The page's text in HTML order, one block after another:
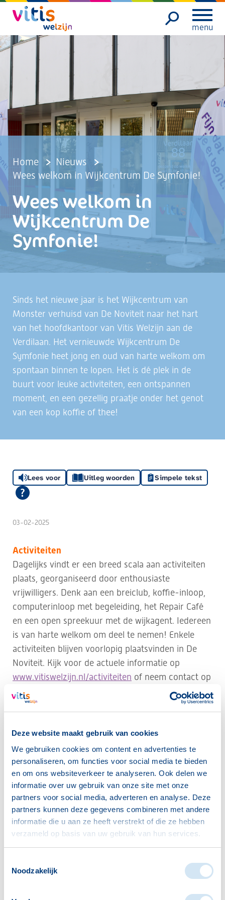
Deze website maakt gebruik van cookies
We gebruiken cookies om content en advertenties te
personaliseren, om functies voor social media te bieden
en om ons websiteverkeer te analyseren. Ook delen we
informatie over uw gebruik van onze site met onze
partners voor social media, adverteren en analyse. Deze
partners kunnen deze gegevens combineren met andere
informatie die u aan ze heeft verstrekt of die ze hebben
verzameld op basis van uw gebruik van hun services.
Noodzakelijk
menu
Home
Nieuws
Wees welkom in Wijkcentrum De Symfonie!
Wees welkom in
Wijkcentrum De
Symfonie!
Sinds het nieuwe jaar is het Wijkcentrum van
Monster verhuisd van De Noviteit naar het hart
van het hoofdkantoor van Vitis Welzijn aan de
Verdilaan. Het vernieuwde Wijkcentrum De
Symfonie heet jong en oud van harte welkom om
spontaan binnen te lopen. Het is dé plek in de
buurt voor leuke activiteiten, een ontspannen
moment, en een gezellig praatje onder het genot
van een kop koffie of thee!
Lees voor Uitleg woorden Simpele tekst
03-02-2025
Activiteiten
Dagelijks vindt er een breed scala aan activiteiten
plaats, georganiseerd door enthousiaste
vrijwilligers. Denk aan een breiclub, koffie-inloop,
computerinloop met begeleiding, het Repair Café
en een open spreekuur met de wijkagent. Iedereen
is van harte welkom om deel te nemen! Enkele
activiteiten blijven voorlopig plaatsvinden in De
Noviteit. Kijk voor de actuele informatie op
www.vitiswelzijn.nl/activiteiten of neem contact op
met sociaal makelaar Floor Holland via 0174-
630358 of
aan spelletjesmiddagen, bingo of een wandelgroep.
Er zijn volop mogelijkheden om samen nieuwe
initiatieven te starten!
“Met deze verhuizing hopen we onze bezoekers
nog beter van dienst te zijn in een frisse, gastvrije
ruimte,” zegt Floor Holland, sociaal makelaar in
Monster.“Bovendien is nu ook het Buurt
Informatiepunt gevestigd aan de Verdilaan,
waardoor het een nóg centralere plek in de wijk is
geworden.”